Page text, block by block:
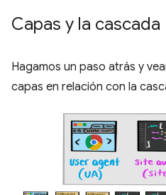
Capas y la cascada
Hagamos un paso atrás y
capas en relación con la